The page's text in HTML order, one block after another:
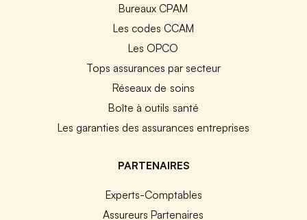
Bureaux CPAM
Les codes CCAM
Les OPCO
Tops assurances par secteur
Réseaux de soins
Boîte à outils santé
Les garanties des assurances entreprises
PARTENAIRES
Experts-Comptables
Assureurs Partenaires